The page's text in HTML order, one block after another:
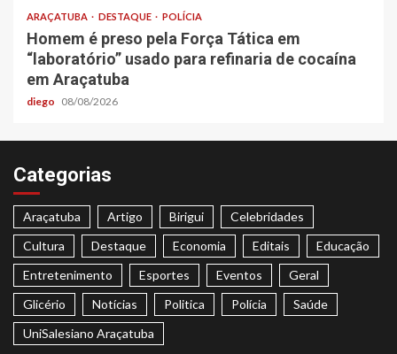
ARAÇATUBA DESTAQUE POLÍCIA
Homem é preso pela Força Tática em
“laboratório” usado para refinaria de cocaína
em Araçatuba
diego 08/08/2026
Categorias
Araçatuba Artigo Birigui
Celebridades
Cultura
Destaque Economia Editais
Educação
Entretenimento
Esportes Eventos
Geral
Glicério
Notícias Politica Polícia
Saúde
UniSalesiano Araçatuba